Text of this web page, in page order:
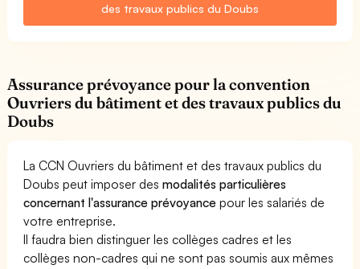
des travaux publics du Doubs
Assurance prévoyance pour la convention
Ouvriers du bâtiment et des travaux publics du
Doubs
La CCN Ouvriers du bâtiment et des travaux publics du
Doubs peut imposer desmodalités particulières
concernant l'assurance prévoyance pour les salariés de
votre entreprise.
Il faudra bien distinguer les collèges cadres et les
collèges non-cadres qui ne sont pas soumis aux mêmes